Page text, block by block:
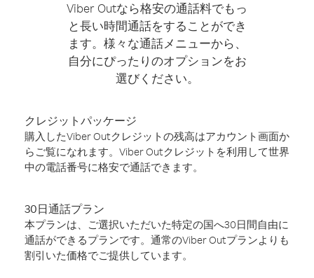
Viber Outなら格安の通話料でもっ
と長い時間通話をすることができ
ます。様々な通話メニューから、
自分にぴったりのオプションをお
選びください。
クレジットパッケージ
購入したViber Outクレジットの残高はアカウント画面か
らご覧になれます。Viber Outクレジットを利用して世界
中の電話番号に格安で通話できます。
30日通話プラン
本プランは、ご選択いただいた特定の国へ30日間自由に
通話ができるプランです。通常のViber Outプランよりも
割引いた価格でご提供しています。